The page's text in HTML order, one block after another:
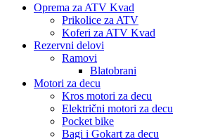
Oprema za ATV Kvad
Prikolice za ATV
Koferi za ATV Kvad
Rezervni delovi
Ramovi
Blatobrani
Motori za decu
Kros motori za decu
Električni motori za decu
Pocket bike
Bagi i Gokart za decu